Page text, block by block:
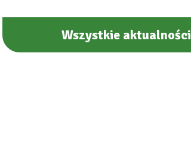
Wszystkie aktualności